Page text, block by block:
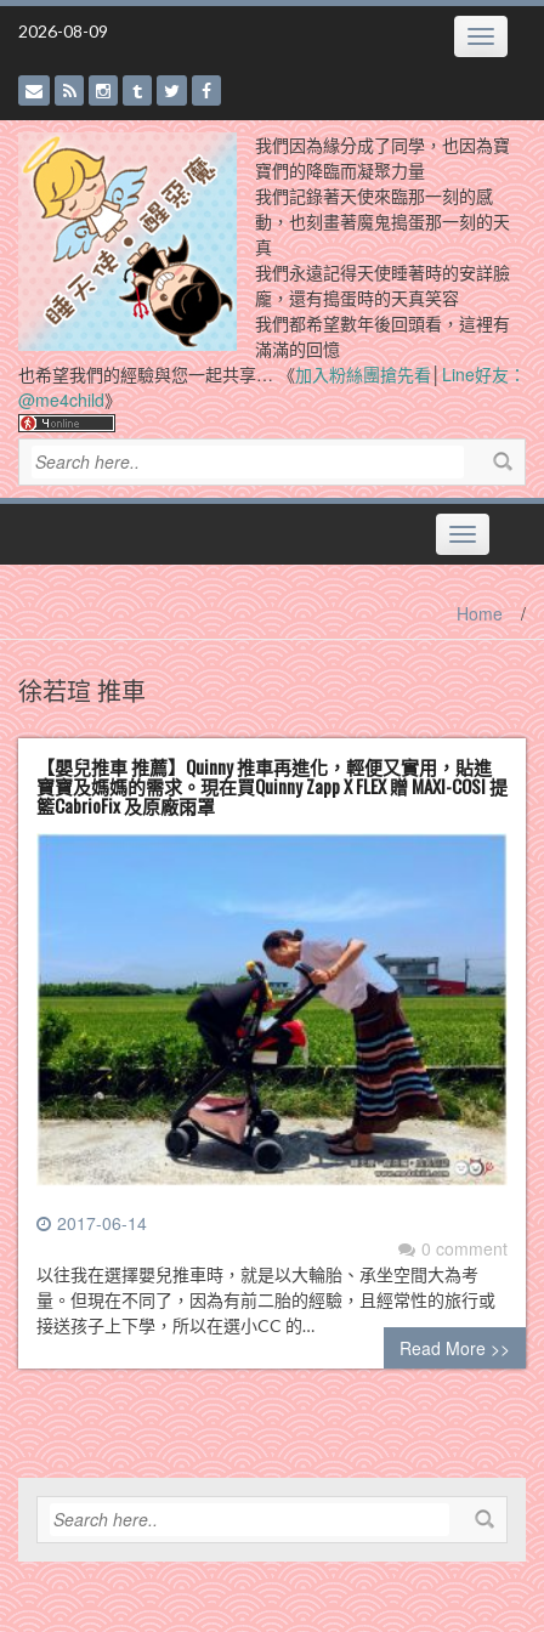
Skip
2026-08-09 Toggle
我們因為緣分成了同學，也因為寶
寶們的降臨而凝聚力量
我們記錄著天使來臨那一刻的感
動，也刻畫著魔鬼搗蛋那一刻的天
真
我們永遠記得天使睡著時的安詳臉
龐，還有搗蛋時的天真笑容
我們都希望數年後回頭看，這裡有
滿滿的回憶
也希望我們的經驗與您一起共享… 《加入粉絲團搶先看│Line好友：
@me4child》
Toggle
navigation
Home /
徐若瑄 推車
【嬰兒推車 推薦】Quinny 推車再進化，輕便又實用，貼進
寶寶及媽媽的需求。現在買Quinny Zapp X FLEX 贈 MAXI-COSI 提
籃CabrioFix 及原廠雨罩
2017-06-14
0 comment
以往我在選擇嬰兒推車時，就是以大輪胎、承坐空間大為考
量。但現在不同了，因為有前二胎的經驗，且經常性的旅行或
接送孩子上下學，所以在選小CC 的…
Read More >>